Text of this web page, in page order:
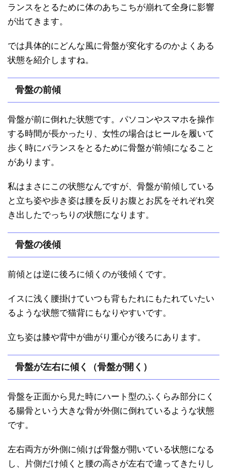
ランスをとるために体のあちこちが崩れて全身に影響
が出てきます。
では具体的にどんな風に骨盤が変化するのかよくある
状態を紹介しますね。
骨盤の前傾
骨盤が前に倒れた状態です。パソコンやスマホを操作
する時間が長かったり、女性の場合はヒールを履いて
歩く時にバランスをとるために骨盤が前傾になること
があります。
私はまさにこの状態なんですが、骨盤が前傾している
と立ち姿や歩き姿は腰を反りお腹とお尻をそれぞれ突
き出したでっちりの状態になります。
骨盤の後傾
前傾とは逆に後ろに傾くのが後傾くです。
イスに浅く腰掛けていつも背もたれにもたれていたい
るような状態で猫背にもなりやすいです。
立ち姿は膝や背中が曲がり重心が後ろにあります。
骨盤が左右に傾く（骨盤が開く）
骨盤を正面から見た時にハート型のふくらみ部分にく
る腸骨という大きな骨が外側に倒れているような状態
です。
左右両方が外側に傾けば骨盤が開いている状態になる
し、片側だけ傾くと腰の高さが左右で違ってきたりし